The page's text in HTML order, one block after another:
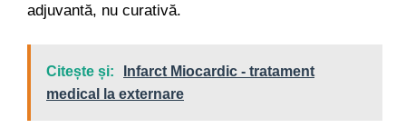
adjuvantă, nu curativă.
Citește și:
Infarct Miocardic - tratament
medical la externare